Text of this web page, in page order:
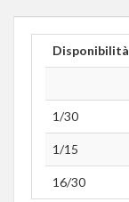
Disponibilità
1/30
1/15
16/30